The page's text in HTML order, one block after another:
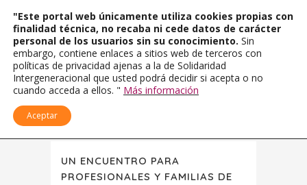
UN ENCUENTRO PARA
PROFESIONALES Y FAMILIAS DE
"Este portal web únicamente utiliza cookies propias con
finalidad técnica, no recaba ni cede datos de carácter
personal de los usuarios sin su conocimiento. Sin
embargo, contiene enlaces a sitios web de terceros con
políticas de privacidad ajenas a la de Solidaridad
Intergeneracional que usted podrá decidir si acepta o no
cuando acceda a ellos. " Más información
Aceptar